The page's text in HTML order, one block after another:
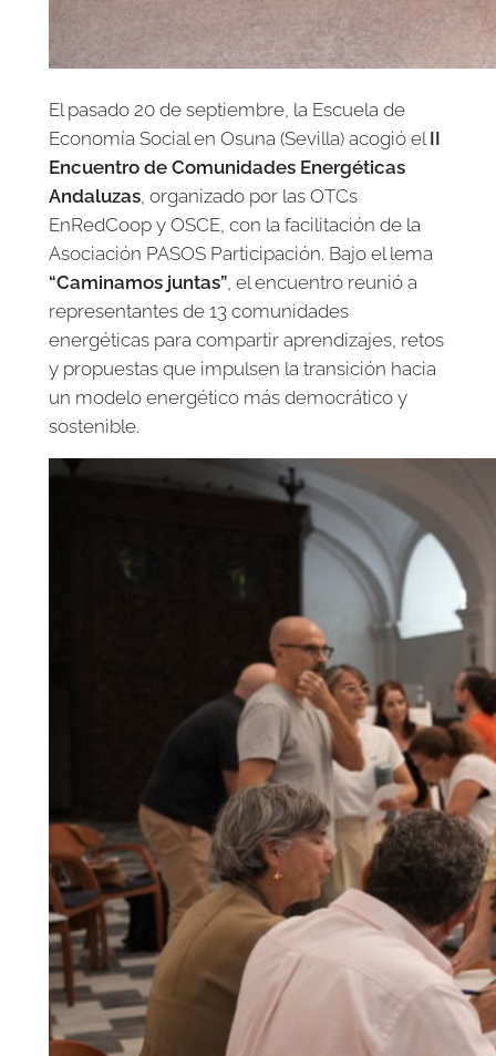
El pasado 20 de septiembre, la Escuela de
Economía Social en Osuna (Sevilla) acogió el II
Encuentro de Comunidades Energéticas
Andaluzas, organizado por las OTCs
EnRedCoop y OSCE, con la facilitación de la
Asociación PASOS Participación. Bajo el lema
“Caminamos juntas”, el encuentro reunió a
representantes de 13 comunidades
energéticas para compartir aprendizajes, retos
y propuestas que impulsen la transición hacia
un modelo energético más democrático y
sostenible.